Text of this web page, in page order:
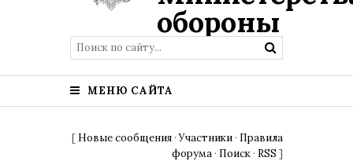
обороны
МЕНЮ САЙТА
[ Новые сообщения ·Участники · Правила
форума · Поиск · RSS ]